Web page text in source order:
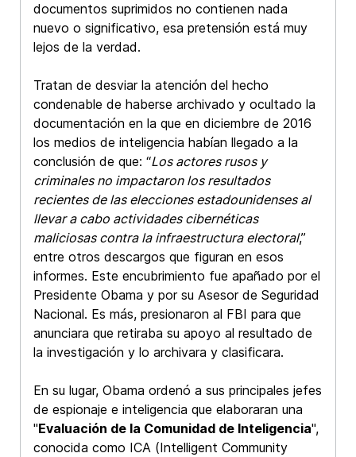
documentos suprimidos no contienen nada
nuevo o significativo, esa pretensión está muy
lejos de la verdad.
Tratan de desviar la atención del hecho
condenable de haberse archivado y ocultado la
documentación en la que en diciembre de 2016
los medios de inteligencia habían llegado a la
conclusión de que: “Los actores rusos y
criminales no impactaron los resultados
recientes de las elecciones estadounidenses al
llevar a cabo actividades cibernéticas
maliciosas contra la infraestructura electoral,”
entre otros descargos que figuran en esos
informes. Este encubrimiento fue apañado por el
Presidente Obama y por su Asesor de Seguridad
Nacional. Es más, presionaron al FBI para que
anunciara que retiraba su apoyo al resultado de
la investigación y lo archivara y clasificara.
En su lugar, Obama ordenó a sus principales jefes
de espionaje e inteligencia que elaboraran una
"Evaluación de la Comunidad de Inteligencia",
conocida como ICA (Intelligent Community